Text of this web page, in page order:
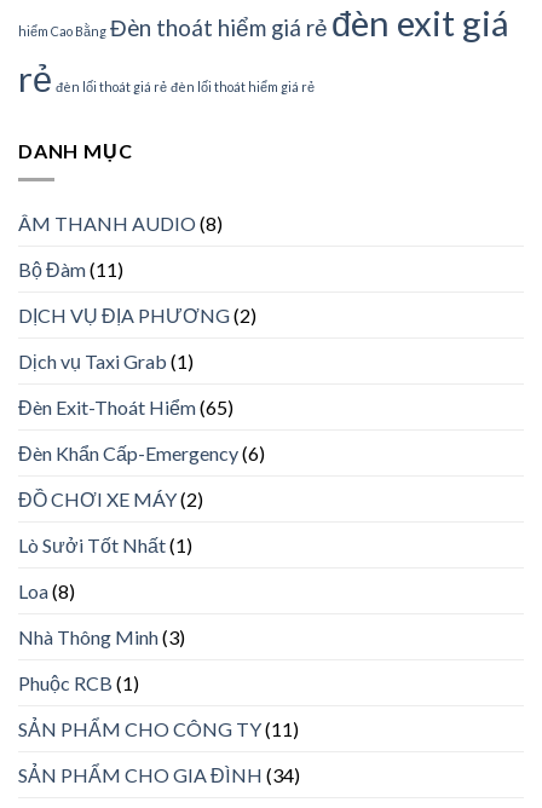
hiểm Cao Bằng Đèn thoát hiểm giá rẻ đèn exit giá
rẻ đèn lối thoát giá rẻ đèn lối thoát hiểm giá rẻ
DANH MỤC
ÂM THANH AUDIO(8)
Bộ Đàm(11)
DỊCH VỤ ĐỊA PHƯƠNG(2)
Dịch vụ Taxi Grab (1)
Đèn Exit-Thoát Hiểm(65)
Đèn Khẩn Cấp-Emergency(6)
ĐỒ CHƠI XE MÁY(2)
Lò Sưởi Tốt Nhất(1)
Loa(8)
Nhà Thông Minh(3)
Phuộc RCB (1)
SẢN PHẨM CHO CÔNG TY(11)
SẢN PHẨM CHO GIA ĐÌNH (34)